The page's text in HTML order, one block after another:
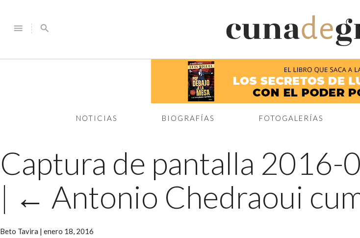
menu search
NOTICIAS BIOGRAFÍAS FOTOGALERÍAS
Captura de pantalla 2016-
| ← Antonio Chedraoui
Beto Tavira | enero 18, 2016